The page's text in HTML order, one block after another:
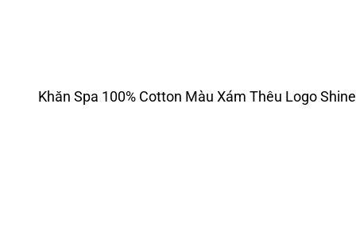
Khăn Spa 100% Cotton Màu Xám Thêu Logo